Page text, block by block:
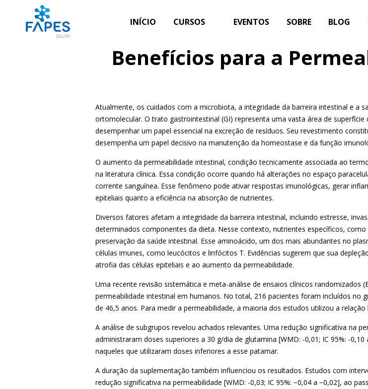
INÍCIO CURSOS EVENTOS SOBRE BLOG
Benefícios para a
Atualmente, os cuidados com a microbiota, a integridade da barreira intestinal e a
ortomolecular. O trato gastrointestinal (GI) representa uma vasta área de
desempenhar um papel essencial na excreção de resíduos. Seu revestimento
desempenha um papel decisivo na manutenção da homeostase e da função
O aumento da permeabilidade intestinal, condição tecnicamente associada ao
na literatura clínica. Essa condição ocorre quando há alterações no espaço
corrente sanguínea. Esse fenômeno pode ativar respostas imunológicas, gerar
epiteliais quanto a eficiência na absorção de nutrientes.
Diversos fatores afetam a integridade da barreira intestinal, incluindo estresse,
determinados componentes da dieta. Nesse contexto, nutrientes específicos,
preservação da saúde intestinal. Esse aminoácido, um dos mais abundantes no
células imunes, como leucócitos e linfócitos T. Evidências sugerem que sua
atrofia das células epiteliais e ao aumento da permeabilidade.
Uma recente revisão sistemática e meta-análise de ensaios clínicos randomizados
permeabilidade intestinal em humanos. No total, 216 pacientes foram incluídos no
de 46,5 anos. Para medir a permeabilidade, a maioria dos estudos utilizou a
A análise de subgrupos revelou achados relevantes. Uma redução significativa na
administraram doses superiores a 30 g/dia de glutamina [WMD: -0,01; IC 95%: -
naqueles que utilizaram doses inferiores a esse patamar.
A duração da suplementação também influenciou os resultados. Estudos com
redução significativa na permeabilidade [WMD: -0,03; IC 95%: −0,04 a −0,02], ao